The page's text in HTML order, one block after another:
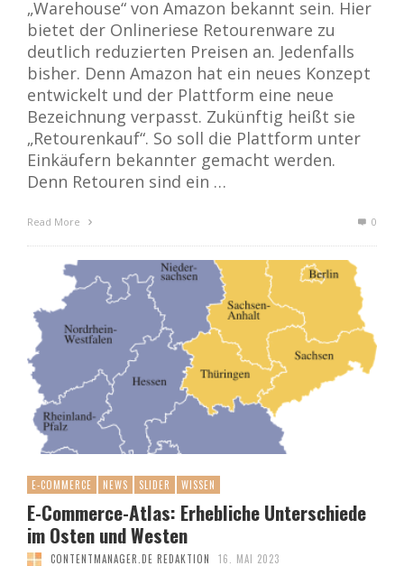
„Warehouse“ von Amazon bekannt sein. Hier
bietet der Onlineriese Retourenware zu
deutlich reduzierten Preisen an. Jedenfalls
bisher. Denn Amazon hat ein neues Konzept
entwickelt und der Plattform eine neue
Bezeichnung verpasst. Zukünftig heißt sie
„Retourenkauf“. So soll die Plattform unter
Einkäufern bekannter gemacht werden.
Denn Retouren sind ein …
Read More 0
E-COMMERCE NEWS SLIDER WISSEN
E-Commerce-Atlas: Erhebliche Unterschiede
im Osten und Westen
CONTENTMANAGER.DE REDAKTION 16. MAI 2023